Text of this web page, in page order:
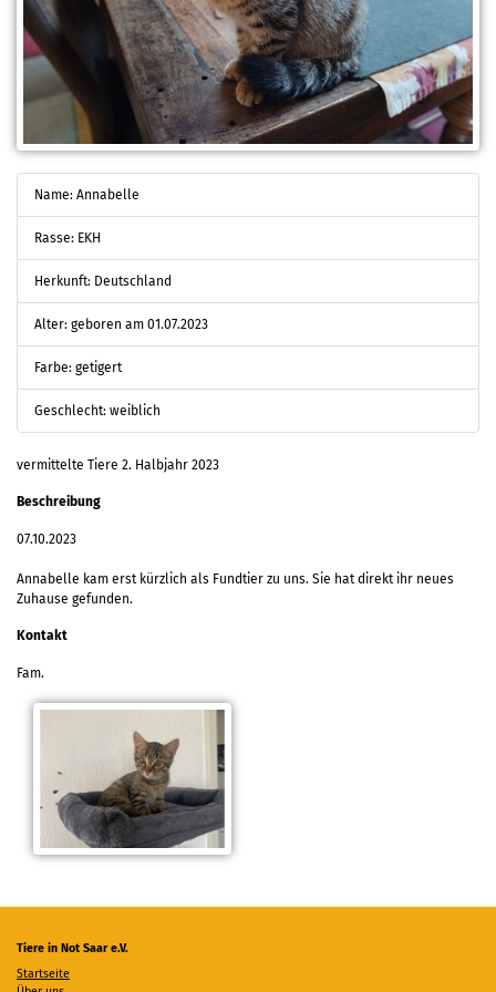
Name: Annabelle
Rasse: EKH
Herkunft: Deutschland
Alter: geboren am 01.07.2023
Farbe: getigert
Geschlecht: weiblich
vermittelte Tiere 2. Halbjahr 2023
Beschreibung
07.10.2023
Annabelle kam erst kürzlich als Fundtier zu uns. Sie hat direkt ihr neues
Zuhause gefunden.
Kontakt
Fam.
Tiere in Not Saar e.V.
Startseite